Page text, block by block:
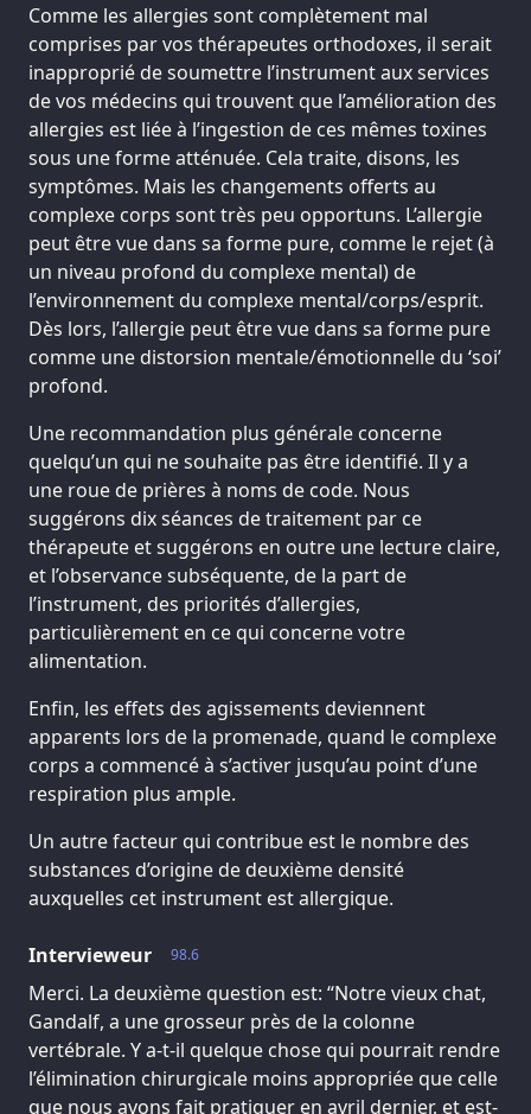
Comme les allergies sont complètement mal
comprises par vos thérapeutes orthodoxes, il serait
inapproprié de soumettre l’instrument aux services
de vos médecins qui trouvent que l’amélioration des
allergies est liée à l’ingestion de ces mêmes toxines
sous une forme atténuée. Cela traite, disons, les
symptômes. Mais les changements offerts au
complexe corps sont très peu opportuns. L’allergie
peut être vue dans sa forme pure, comme le rejet (à
un niveau profond du complexe mental) de
l’environnement du complexe mental/corps/esprit.
Dès lors, l’allergie peut être vue dans sa forme pure
comme une distorsion mentale/émotionnelle du ‘soi’
profond.
Une recommandation plus générale concerne
quelqu’un qui ne souhaite pas être identifié. Il y a
une roue de prières à noms de code. Nous
suggérons dix séances de traitement par ce
thérapeute et suggérons en outre une lecture claire,
et l’observance subséquente, de la part de
l’instrument, des priorités d’allergies,
particulièrement en ce qui concerne votre
alimentation.
Enfin, les effets des agissements deviennent
apparents lors de la promenade, quand le complexe
corps a commencé à s’activer jusqu’au point d’une
respiration plus ample.
Un autre facteur qui contribue est le nombre des
substances d’origine de deuxième densité
auxquelles cet instrument est allergique.
98.6
Intervieweur
Merci. La deuxième question est: “Notre vieux chat,
Gandalf, a une grosseur près de la colonne
vertébrale. Y a-t-il quelque chose qui pourrait rendre
l’élimination chirurgicale moins appropriée que celle
que nous avons fait pratiquer en avril dernier, et est-